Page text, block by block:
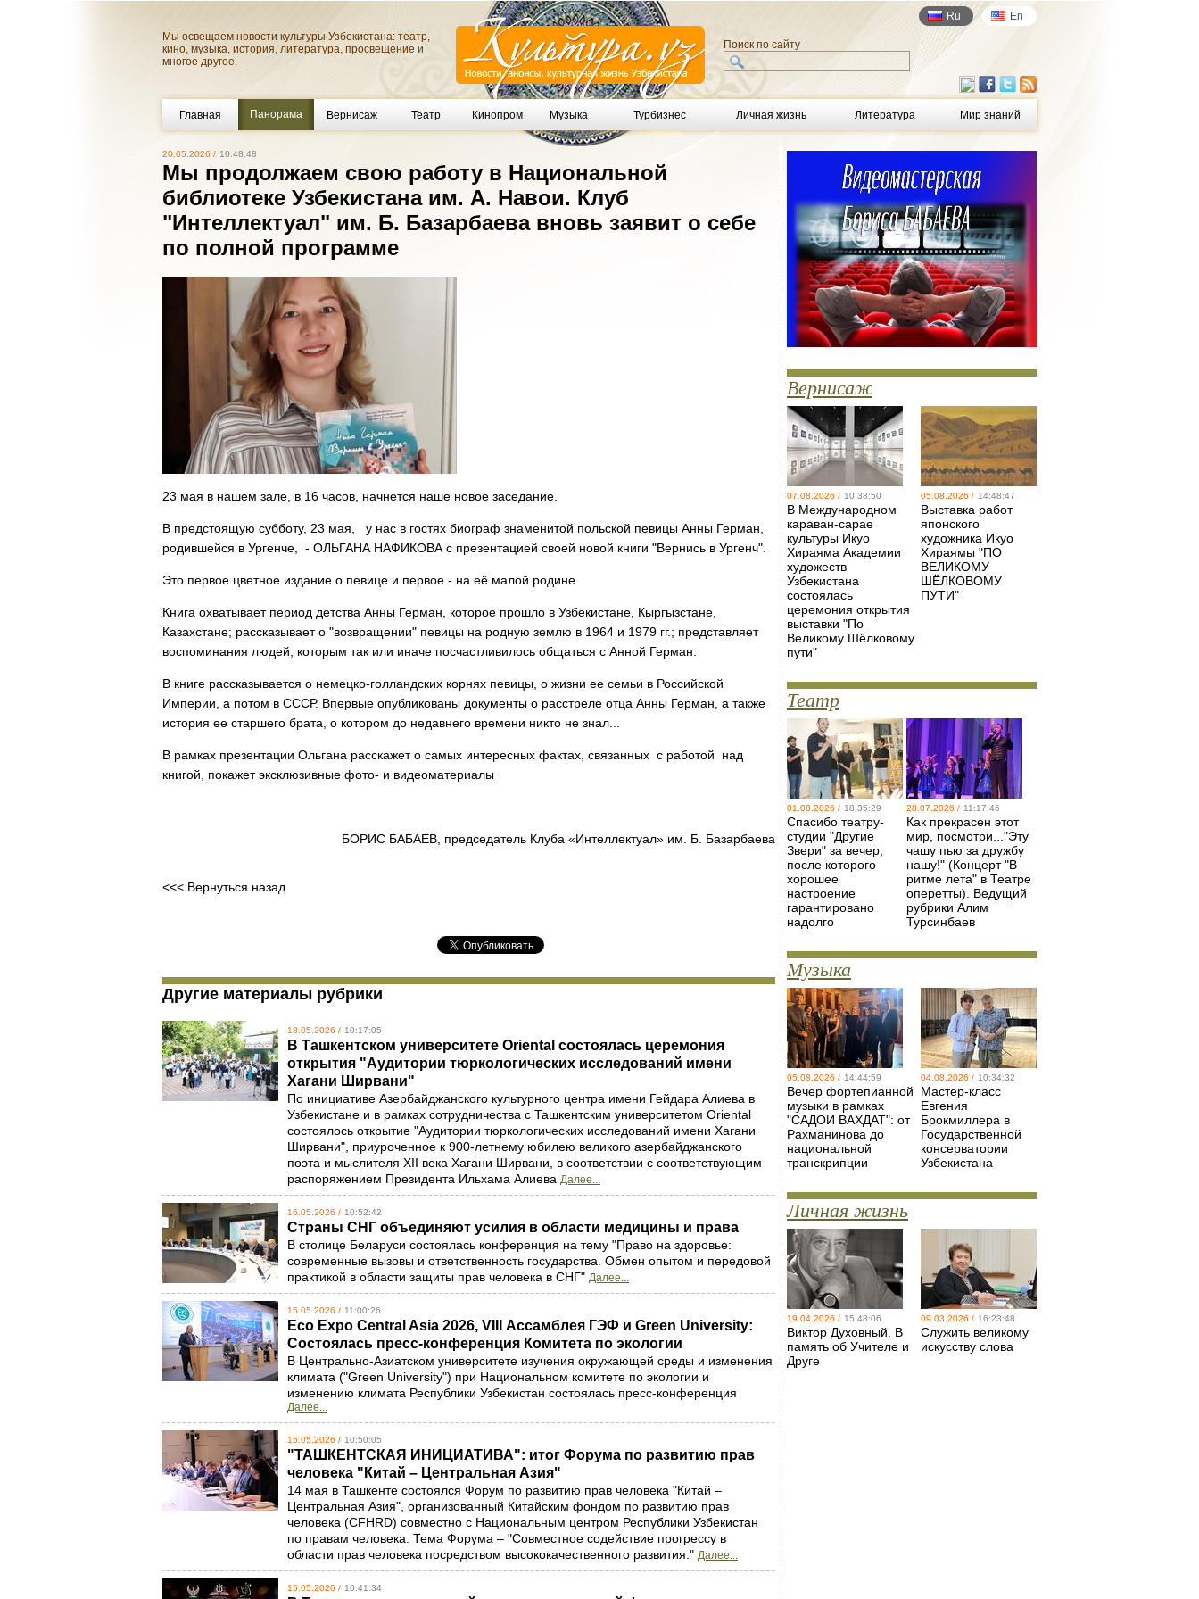
Мы освещаем новости культуры Узбекистана: театр,
кино, музыка, история, литература, просвещение и
многое другое.
Ru En
Поиск по сайту
Главная Панорама Вернисаж Театр Кинопром Музыка Турбизнес Личная жизнь Литература Мир знаний
20.05.2026 / 10:48:48
Мы продолжаем свою работу в Национальной
библиотеке Узбекистана им. А. Навои. Клуб
"Интеллектуал" им. Б. Базарбаева вновь заявит о себе
по полной программе
23 мая в нашем зале, в 16 часов, начнется наше новое заседание.
В предстоящую субботу, 23 мая, у нас в гостях биограф знаменитой польской певицы Анны Герман,
родившейся в Ургенче, - ОЛЬГАНА НАФИКОВА с презентацией своей новой книги "Вернись в Ургенч".
Это первое цветное издание о певице и первое - на её малой родине.
Книга охватывает период детства Анны Герман, которое прошло в Узбекистане, Кыргызстане,
Казахстане; рассказывает о "возвращении" певицы на родную землю в 1964 и 1979 гг.; представляет
воспоминания людей, которым так или иначе посчастливилось общаться с Анной Герман.
В книге рассказывается о немецко-голландских корнях певицы, о жизни ее семьи в Российской
Империи, а потом в СССР. Впервые опубликованы документы о расстреле отца Анны Герман, а также
история ее старшего брата, о котором до недавнего времени никто не знал...
В рамках презентации Ольгана расскажет о самых интересных фактах, связанных с работой над
книгой, покажет эксклюзивные фото- и видеоматериалы
БОРИС БАБАЕВ, председатель Клуба «Интеллектуал» им. Б. Базарбаева
<<< Вернуться назад
Другие материалы рубрики
18.05.2026 / 10:17:05
В Ташкентском университете Oriental состоялась церемония
открытия "Аудитории тюркологических исследований имени
Хагани Ширвани"
По инициативе Азербайджанского культурного центра имени Гейдара Алиева в
Узбекистане и в рамках сотрудничества с Ташкентским университетом Oriental
состоялось открытие "Аудитории тюркологических исследований имени Хагани
Ширвани", приуроченное к 900-летнему юбилею великого азербайджанского
поэта и мыслителя XII века Хагани Ширвани, в соответствии с соответствующим
распоряжением Президента Ильхама Алиева Далее...
16.05.2026 / 10:52:42
Страны СНГ объединяют усилия в области медицины и права
В столице Беларуси состоялась конференция на тему "Право на здоровье:
современные вызовы и ответственность государства. Обмен опытом и передовой
практикой в ​​области защиты прав человека в СНГ" Далее...
15.05.2026 / 11:00:26
Eco Expo Central Asia 2026, VIII Ассамблея ГЭФ и Green University:
Состоялась пресс-конференция Комитета по экологии
В Центрально-Азиатском университете изучения окружающей среды и изменения
климата ("Green University") при Национальном комитете по экологии и
изменению климата Республики Узбекистан состоялась пресс-конференция
Далее...
15.05.2026 / 10:50:05
"ТАШКЕНТСКАЯ ИНИЦИАТИВА": итог Форума по развитию прав
человека "Китай – Центральная Азия"
14 мая в Ташкенте состоялся Форум по развитию прав человека "Китай –
Центральная Азия", организованный Китайским фондом по развитию прав
человека (CFHRD) совместно с Национальным центром Республики Узбекистан
по правам человека. Тема Форума – "Совместное содействие прогрессу в
области прав человека посредством высококачественного развития." Далее...
15.05.2026 / 10:41:34
Вернисаж
07.08.2026 / 10:38:50
В Международном
караван-сарае
культуры Икуо
Хираяма Академии
художеств
Узбекистана
состоялась
церемония открытия
выставки "По
Великому Шёлковому
пути"
05.08.2026 / 14:48:47
Выставка работ
японского
художника Икуо
Хираямы "ПО
ВЕЛИКОМУ
ШЁЛКОВОМУ
ПУТИ"
Театр
01.08.2026 / 18:35:29
Спасибо театру-
студии "Другие
Звери" за вечер,
после которого
хорошее
настроение
гарантировано
надолго
28.07.2026 / 11:17:46
Как прекрасен этот
мир, посмотри..."Эту
чашу пью за дружбу
нашу!" (Концерт "В
ритме лета" в Театре
оперетты). Ведущий
рубрики Алим
Турсинбаев
Музыка
05.08.2026 / 14:44:59
Вечер фортепианной
музыки в рамках
"САДОИ ВАХДАТ": от
Рахманинова до
национальной
транскрипции
04.08.2026 / 10:34:32
Мастер-класс
Евгения
Брокмиллера в
Государственной
консерватории
Узбекистана
Личная жизнь
19.04.2026 / 15:48:06
Виктор Духовный. В
память об Учителе и
Друге
09.03.2026 / 16:23:48
Служить великому
искусству слова